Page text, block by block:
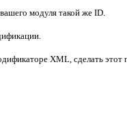
модуля такой же ID.
XML, сделать